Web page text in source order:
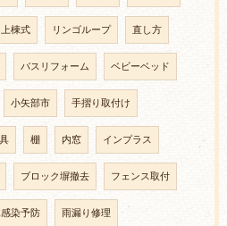
上棟式 リンゴループ 直し方
バスリフォーム ベビーベッド
小矢部市 手摺り取付け
棚 内窓 インプラス
ブロック塀撤去 フェンス取付
染予防 雨漏り修理